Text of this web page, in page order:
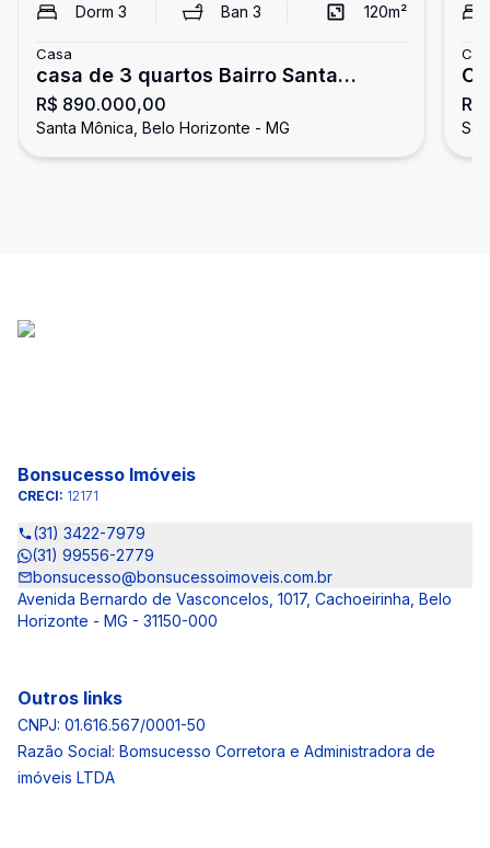
Dorm 3 Ban3 120m²
Casa
casa de 3 quartos Bairro Santa
Mônica em Belo Horizonte
R$ 890.000,00
Santa Mônica, Belo Horizonte - MG
Bonsucesso Imóveis
CRECI: 12171
(31) 3422-7979
(31) 99556-2779
bonsucesso@bonsucessoimoveis.com.br
Avenida Bernardo de Vasconcelos, 1017, Cachoeirinha, Belo
Horizonte - MG - 31150-000
Outros links
CNPJ: 01.616.567/0001-50
Razão Social: Bomsucesso Corretora e Administradora de
imóveis LTDA